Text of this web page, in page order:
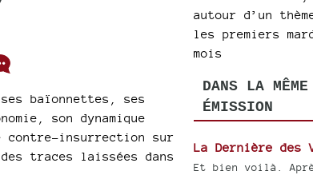
baïonnettes, ses
son dynamique
contre-insurrection sur
traces laissées dans
autour d’un
les premiers
mois
DANS LA MÊME
ÉMISSION
La Dernière des
Et bien voilà.